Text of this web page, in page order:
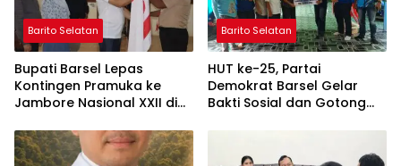
Barito Selatan
Bupati Barsel Lepas
Kontingen Pramuka ke
Jambore Nasional XXII di
Barito Selatan
HUT ke-25, Partai
Demokrat Barsel Gelar
Bakti Sosial dan Gotong
Ashfiya